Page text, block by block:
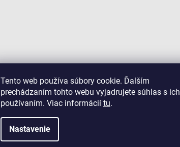
Tento web používa súbory cookie. Ďalším
prechádzaním tohto webu vyjadrujete súhlas s ich
používaním. Viac informácií tu.
Nastavenie